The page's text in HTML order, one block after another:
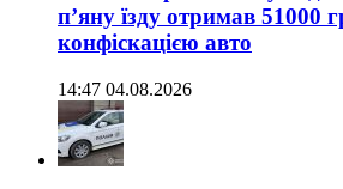
п’яну їзду отримав 51000
конфіскацією авто
14:47 04.08.2026